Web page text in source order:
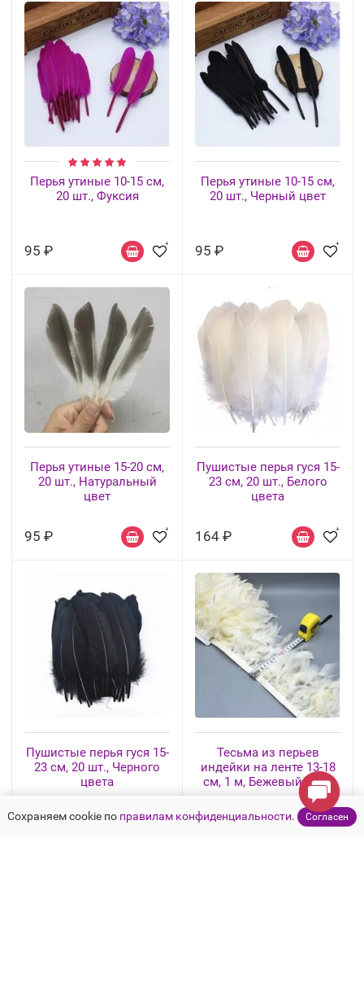
Перья утиные 10-15 см,
20 шт., Фуксия
95 ₽
Перья утиные 10-15 см,
20 шт., Черный цвет
95 ₽
Перья утиные 15-20 см,
20 шт., Натуральный
цвет
95 ₽
Пушистые перья гуся 15-
23 см, 20 шт., Белого
цвета
164 ₽
Пушистые перья гуся 15-
23 см, 20 шт., Черного
цвета
164 ₽
Тесьма из перьев
индейки на ленте 13-18
см, 1 м, Бежевый цвет
238 ₽
Сохраняем cookie по правилам конфиденциальности. Согласен